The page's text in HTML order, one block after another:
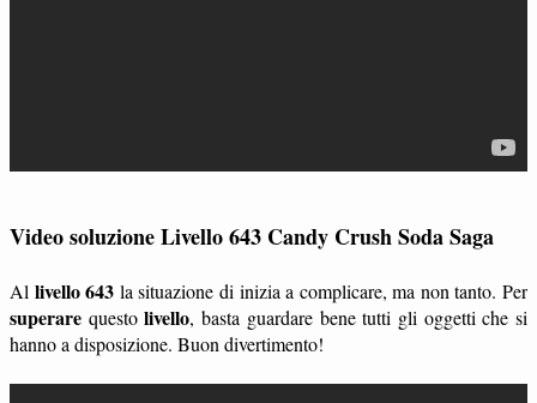
Video soluzione Livello 643 Candy Crush Soda Saga
Al livello 643 la situazione di inizia a complicare, ma non tanto. Per
superare questolivello, basta guardare bene tutti gli oggetti che si
hanno a disposizione. Buon divertimento!